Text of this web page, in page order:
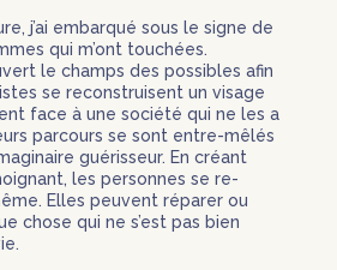
j’ai embarqué sous le signe de
qui m’ont touchées.
le champs des possibles afin
se reconstruisent un visage
face à une société qui ne les a
parcours se sont entre-mêlés
guérisseur. En créant
les personnes se re-
Elles peuvent réparer ou
chose qui ne s’est pas bien